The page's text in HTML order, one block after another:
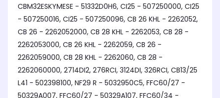
CBM32ESKYMESE - 51332D0H6, CI25 - 507250000, CI25
- 507250016, CI25 - 507250096, CB 26 KHL - 2262052,
CB 26 - 2262052000, CB 28 KHL - 2262053, CB 28 -
2262053000, CB 26 KHL - 2262059, CB 26 -
2262059000, CB 28 KHL - 2262060, CB 28 -
2262060000, 2714DI2, 276RCI, 3124DI, 326RCI, CB13/25
L41 - 502398100, NF29 R - 5032950C5, FFC60/27 -
50329A007, FFC60/27 - 50329A107, FFC60/34 -